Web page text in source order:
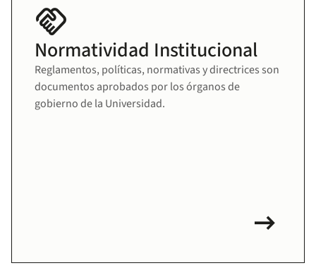
handshake
Normatividad Institucional
Reglamentos, políticas, normativas y directrices son
documentos aprobados por los órganos de
gobierno de la Universidad.
arrow_right_alt